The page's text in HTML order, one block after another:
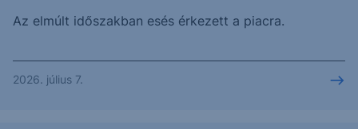
Az elmúlt időszakban esés érkezett a piacra.
2026. július 7.